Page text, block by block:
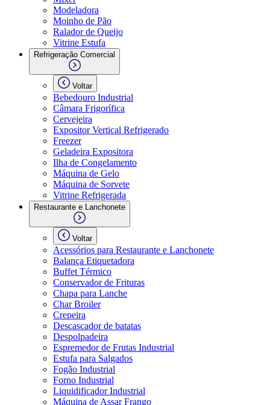
Modeladora
Moinho de Pão
Ralador de Queijo
Vitrine Estufa
Refrigeração Comercial
Voltar
Bebedouro Industrial
Câmara Frigorífica
Cervejeira
Expositor Vertical Refrigerado
Freezer
Geladeira Expositora
Ilha de Congelamento
Máquina de Gelo
Máquina de Sorvete
Vitrine Refrigerada
Restaurante e Lanchonete
Voltar
Acessórios para Restaurante e Lanchonete
Balança Etiquetadora
Buffet Térmico
Conservador de Frituras
Chapa para Lanche
Char Broiler
Crepeira
Descascador de batatas
Despolpadeira
Espremedor de Frutas Industrial
Estufa para Salgados
Fogão Industrial
Forno Industrial
Liquidificador Industrial
Máquina de Assar Frango